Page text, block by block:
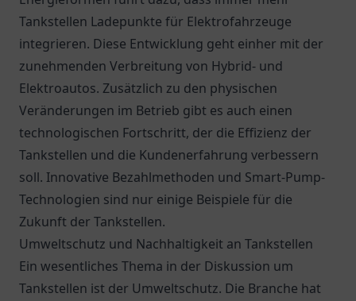
Tankstellen Ladepunkte für Elektrofahrzeuge
integrieren. Diese Entwicklung geht einher mit der
zunehmenden Verbreitung von Hybrid- und
Elektroautos. Zusätzlich zu den physischen
Veränderungen im Betrieb gibt es auch einen
technologischen Fortschritt, der die Effizienz der
Tankstellen und die Kundenerfahrung verbessern
soll. Innovative Bezahlmethoden und Smart-Pump-
Technologien sind nur einige Beispiele für die
Zukunft der Tankstellen.
Umweltschutz und Nachhaltigkeit an Tankstellen
Ein wesentliches Thema in der Diskussion um
Tankstellen ist der Umweltschutz. Die Branche hat